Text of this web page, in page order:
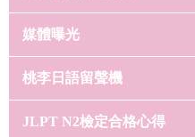
媒體曝光
桃李日語留聲機
JLPT N2檢定合格心得